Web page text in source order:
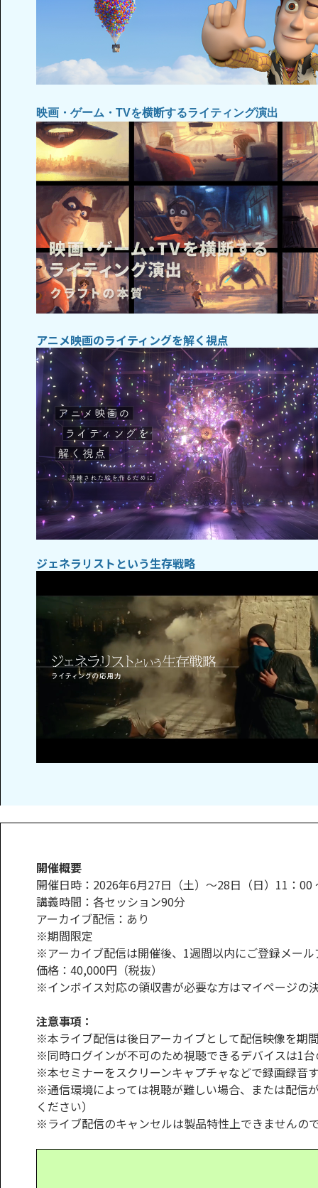
映画・ゲーム・TVを横断するライティング演出
アニメ映画のライティングを解く視点
ジェネラリストという生存戦略
開催概要
開催日時：2026年6月27日（土）～28日（日）11：00
講義時間：各セッション90分
アーカイブ配信：あり
※期間限定
※アーカイブ配信は開催後、1週間以内にご登録メー
価格：40,000円（税抜）
※インボイス対応の領収書が必要な方はマイページの
注意事項：
※本ライブ配信は後日アーカイブとして配信映像を期
※同時ログインが不可のため視聴できるデバイスは1
※本セミナーをスクリーンキャプチャなどで録画録音
※通信環境によっては視聴が難しい場合、または配信
ください）
※ライブ配信のキャンセルは製品特性上できませんの